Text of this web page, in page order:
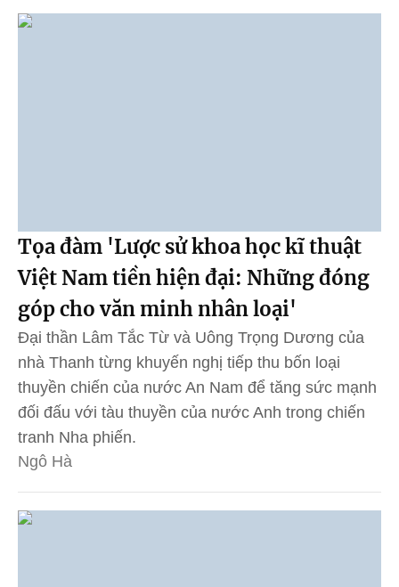
Tọa đàm 'Lược sử khoa học kĩ thuật
Việt Nam tiền hiện đại: Những đóng
góp cho văn minh nhân loại'
Đại thần Lâm Tắc Từ và Uông Trọng Dương của
nhà Thanh từng khuyến nghị tiếp thu bốn loại
thuyền chiến của nước An Nam để tăng sức mạnh
đối đấu với tàu thuyền của nước Anh trong chiến
tranh Nha phiến.
Ngô Hà